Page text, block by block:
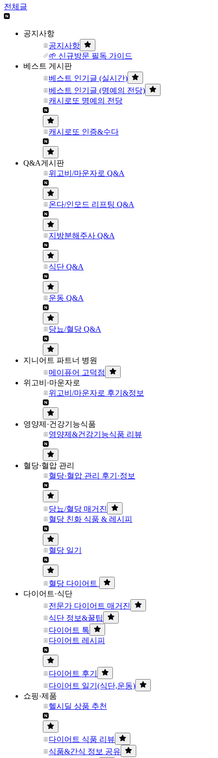
전체글
공지사항
공지사항
🌱 신규방문 필독 가이드
베스트 게시판
베스트 인기글 (실시간)
베스트 인기글 (명예의 전당)
캐시로또 명예의 전당
캐시로또 인증&수다
Q&A게시판
위고비/마운자로 Q&A
온다/인모드 리프팅 Q&A
지방분해주사 Q&A
식단 Q&A
운동 Q&A
당뇨/혈당 Q&A
지니어트 파트너 병원
메이퓨어 고덕점
위고비·마운자로
위고비/마운자로 후기&정보
영양제·건강기능식품
영양제&건강기능식품 리뷰
혈당·혈압 관리
혈당·혈압 관리 후기·정보
당뇨/혈당 매거진
혈당 친화 식품 & 레시피
혈당 일기
혈당 다이어트
다이어트·식단
전문가 다이어트 매거진
식단 정보&꿀팁
다이어트 톡
다이어트 레시피
다이어트 후기
다이어트 일기(식단,운동)
쇼핑·제품
헬시딜 상품 추천
다이어트 식품 리뷰
식품&간식 정보 공유